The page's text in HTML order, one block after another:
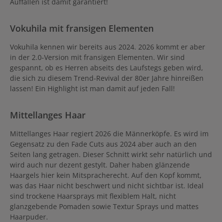
Vokuhila mit fransigen Elementen
Vokuhila kennen wir bereits aus 2024. 2026 kommt er aber
in der 2.0-Version mit fransigen Elementen. Wir sind
gespannt, ob es Herren abseits des Laufstegs geben wird,
die sich zu diesem Trend-Revival der 80er Jahre hinreißen
lassen! Ein Highlight ist man damit auf jeden Fall!
Mittellanges Haar
Mittellanges Haar regiert 2026 die Männerköpfe. Es wird im
Gegensatz zu den Fade Cuts aus 2024 aber auch an den
Seiten lang getragen. Dieser Schnitt wirkt sehr natürlich und
wird auch nur dezent gestylt. Daher haben glänzende
Haargels hier kein Mitspracherecht. Auf den Kopf kommt,
was das Haar nicht beschwert und nicht sichtbar ist. Ideal
sind trockene Haarsprays mit flexiblem Halt, nicht
glanzgebende Pomaden sowie Textur Sprays und mattes
Haarpuder.